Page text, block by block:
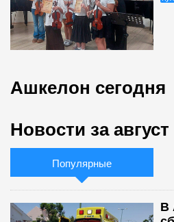
Ашкелон сегодня
Новости за август
Популярные
В